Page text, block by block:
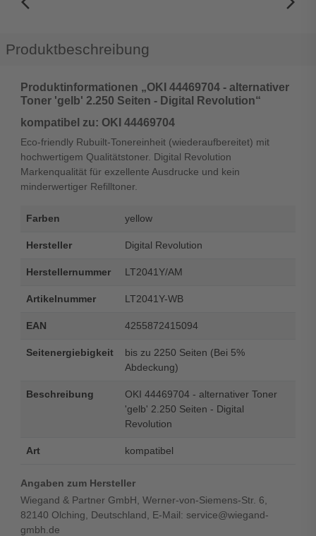
Produktbeschreibung
Produktinformationen „OKI 44469704 - alternativer
Toner 'gelb' 2.250 Seiten - Digital Revolution“
kompatibel zu: OKI 44469704
Eco-friendly Rubuilt-Tonereinheit (wiederaufbereitet) mit
hochwertigem Qualitätstoner. Digital Revolution
Markenqualität für exzellente Ausdrucke und kein
minderwertiger Refilltoner.
Farben yellow
Hersteller Digital Revolution
Herstellernummer LT2041Y/AM
Artikelnummer LT2041Y-WB
EAN 4255872415094
Seitenergiebigkeit
bis zu 2250 Seiten (Bei 5%
Abdeckung)
Beschreibung
OKI 44469704 - alternativer Toner
'gelb' 2.250 Seiten - Digital
Revolution
Art kompatibel
Angaben zum Hersteller
Wiegand & Partner GmbH, Werner-von-Siemens-Str. 6,
82140 Olching, Deutschland, E-Mail: service@wiegand-
gmbh.de